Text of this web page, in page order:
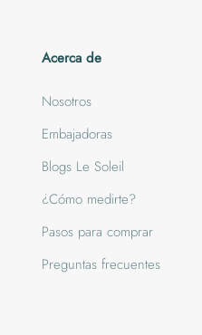
Acerca de
Nosotros
Embajadoras
Blogs Le Soleil
¿Cómo medirte?
Pasos para comprar
Preguntas frecuentes